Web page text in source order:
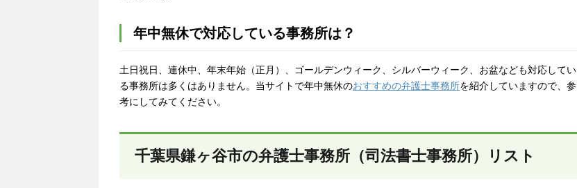
年中無休で対応している事務所は？
土日祝日、連休中、年末年始（正月）、ゴールデンウィーク、シルバーウィーク、お盆なども対応してい
る事務所は多くはありません。当サイトで年中無休のおすすめの弁護士事務所を紹介していますので、参
考にしてみてください。
千葉県鎌ヶ谷市の弁護士事務所（司法書士事務所）リスト